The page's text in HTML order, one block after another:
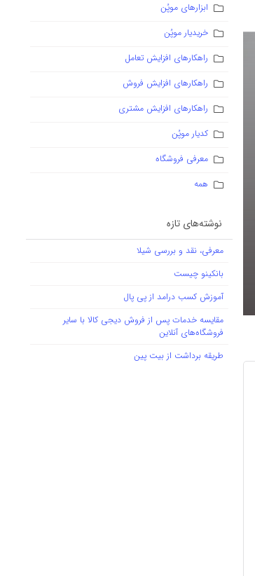
ابزارهای موپُن
خریدیار موپُن
راهکارهای افزایش تعامل
راهکارهای افزایش فروش
راهکارهای افزایش مشتری
کدیار موپُن
معرفی فروشگاه
همه
نوشته‌های تازه
معرفی، نقد و بررسی شیلا
بانکینو چیست
آموزش کسب درامد از پی پال
مقایسه خدمات پس از فروش دیجی کالا با سایر
فروشگاه‌های آنلاین
طریقه برداشت از بیت پین